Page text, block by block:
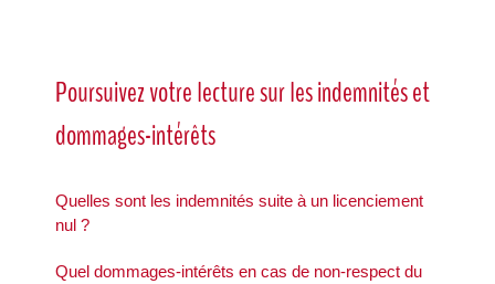
Poursuivez votre lecture sur les indemnités et
dommages-intérêts
Quelles sont les indemnités suite à un licenciement
nul ?
Quel dommages-intérêts en cas de non-respect du